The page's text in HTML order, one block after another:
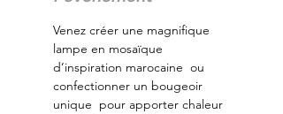
Venez créer une magnifique
lampe en mosaïque
d’inspiration marocaine  ou
confectionner un bougeoir
unique  pour apporter chaleur